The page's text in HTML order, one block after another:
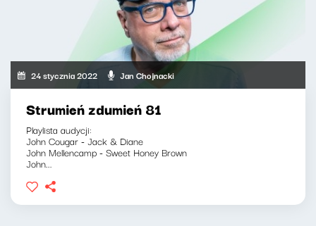
24 stycznia 2022 Jan Chojnacki
Strumień zdumień 81
Playlista audycji:
John Cougar - Jack & Diane
John Mellencamp - Sweet Honey Brown
John...